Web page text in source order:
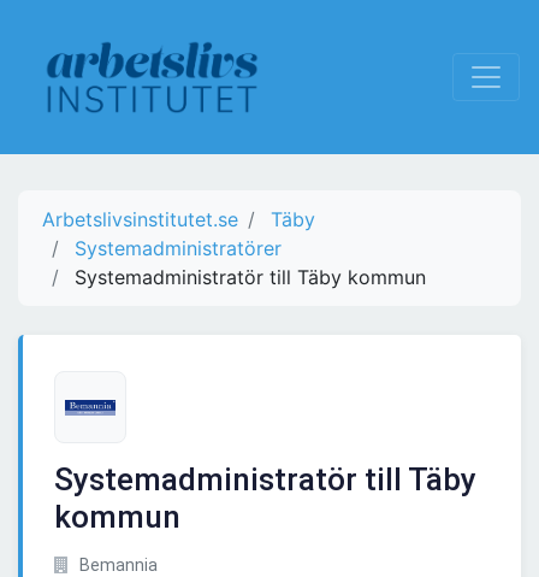
Arbetslivsinstitutet.se
Täby
Systemadministratörer
Systemadministratör till Täby kommun
Systemadministratör till Täby
kommun
Bemannia